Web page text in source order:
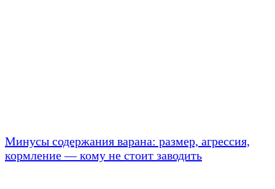
Минусы содержания варана: размер, агрессия,
кормление — кому не стоит заводить